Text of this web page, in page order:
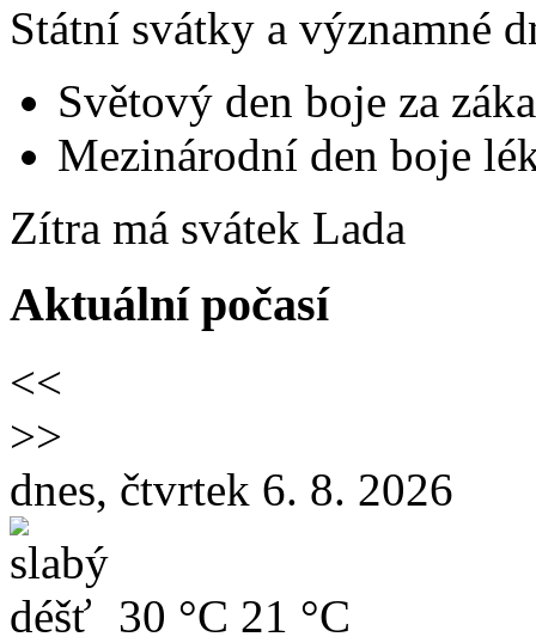
Státní svátky a významné
Světový den boje za
Mezinárodní den boje
Zítra má svátek Lada
Aktuální počasí
<<
>>
dnes, čtvrtek 6. 8. 2026
30 °C 21 °C